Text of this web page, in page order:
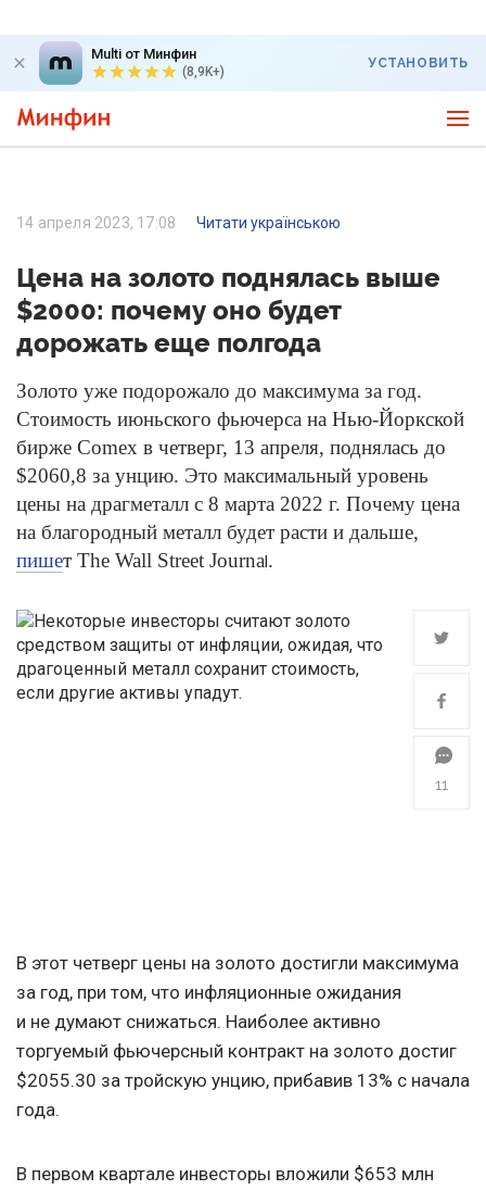
Multi от Минфин
(8,9K+)
УСТАНОВИТЬ
14 апреля 2023, 17:08 Читати українською
Цена на золото поднялась выше
$2000: почему оно будет
дорожать еще полгода
Золото уже подорожало до максимума за год.
Стоимость июньского фьючерса на Нью-Йоркской
бирже Comex в четверг, 13 апреля, поднялась до
$2060,8 за унцию. Это максимальный уровень
цены на драгметалл с 8 марта 2022 г. Почему цена
на благородный металл будет расти и дальше,
пишет The Wall Street Journa .
11
В этот четверг цены на золото достигли максимума
за год, при том, что инфляционные ожидания
и не думают снижаться. Наиболее активно
торгуемый фьючерсный контракт на золото достиг
$2055.30 за тройскую унцию, прибавив 13% с начала
года.
В первом квартале инвесторы вложили $653 млн